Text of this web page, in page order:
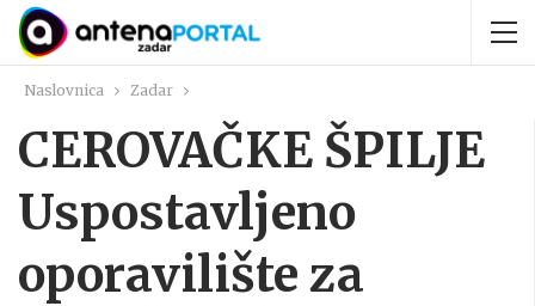
Naslovnica Zadar
CEROVAČKE ŠPILJE
Uspostavljeno
oporavilište za